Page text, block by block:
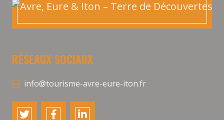
RÉSEAUX SOCIAUX
info@tourisme-avre-eure-iton.fr